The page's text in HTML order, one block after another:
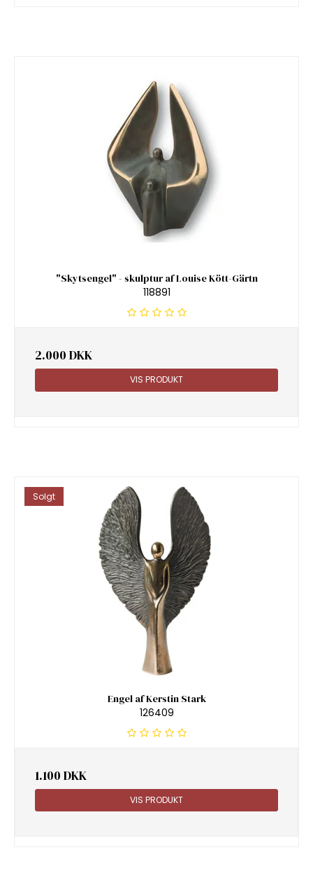
"Skytsengel" - skulptur af Louise Kött-Gärtn
118891
2.000 DKK
VIS PRODUKT
Solgt
Engel af Kerstin Stark
126409
1.100 DKK
VIS PRODUKT